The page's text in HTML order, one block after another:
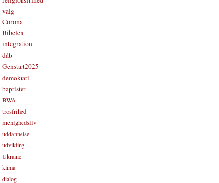
valg
Corona
Bibelen
integration
dåb
Genstart2025
demokrati
baptister
BWA
trosfrihed
menighedsliv
uddannelse
udvikling
Ukraine
klima
dialog